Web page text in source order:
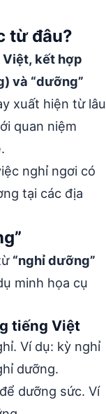
từ đâu?
Việt, kết hợp
và “dưỡng”
xuất hiện từ lâu
quan niệm
nghỉ ngơi có
tại các địa
“nghỉ dưỡng”
minh họa cụ
tiếng Việt
Ví dụ: kỳ nghỉ
dưỡng.
dưỡng sức. Ví